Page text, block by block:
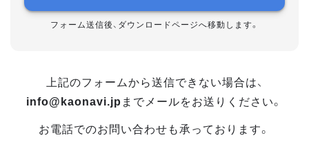
フォーム送信後、ダウンロードページへ移動します。
上記のフォームから送信できない場合は、
info@kaonavi.jp までメールをお送りください。
お電話でのお問い合わせも承っております。